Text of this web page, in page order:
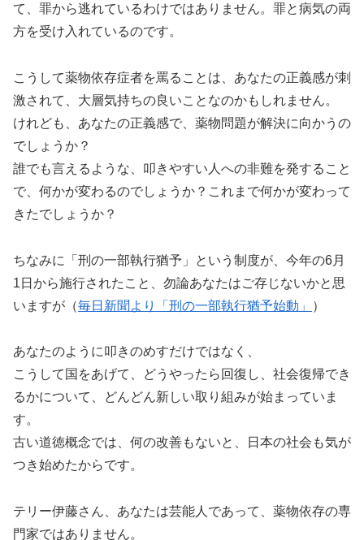
て、罪から逃れているわけではありません。罪と病気の両
方を受け入れているのです。
こうして薬物依存症者を罵ることは、あなたの正義感が刺
激されて、大層気持ちの良いことなのかもしれません。
けれども、あなたの正義感で、薬物問題が解決に向かうの
でしょうか？
誰でも言えるような、叩きやすい人への非難を発すること
で、何かが変わるのでしょうか？これまで何かが変わって
きたでしょうか？
ちなみに「刑の一部執行猶予」という制度が、今年の6月
1日から施行されたこと、勿論あなたはご存じないかと思
いますが（毎日新聞より「刑の一部執行猶予始動」 ）
あなたのように叩きのめすだけではなく、
こうして国をあげて、どうやったら回復し、社会復帰でき
るかについて、どんどん新しい取り組みが始まっていま
す。
古い道徳概念では、何の改善もないと、日本の社会も気が
つき始めたからです。
テリー伊藤さん、あなたは芸能人であって、薬物依存の専
門家ではありません。